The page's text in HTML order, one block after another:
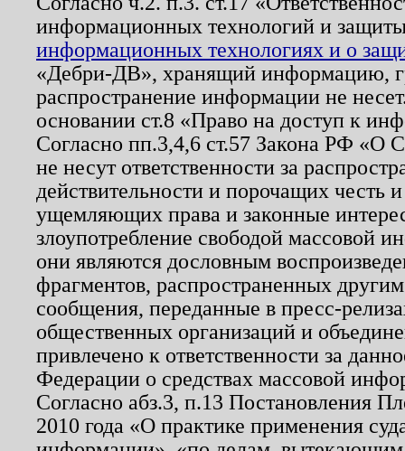
информационных технологий и
информационных технологиях и о
«Дебри-ДВ», хранящий информацию,
распространение информации не
основании ст.8 «Право на доступ к
Согласно пп.3,4,6 ст.57 Закона РФ «О
не несут ответственности за
действительности и порочащих честь
ущемляющих права и законные
злоупотребление свободой массовой
они являются дословным
фрагментов, распространенных
сообщения, переданные в пресс-
общественных организаций и
привлечено к ответственности за
Федерации о средствах массовой
Согласно абз.3, п.13 Постановления
2010 года «О практике применения